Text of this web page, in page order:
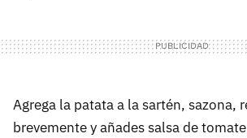
Agrega la patata a la sartén, sazona,
brevemente y añades salsa de